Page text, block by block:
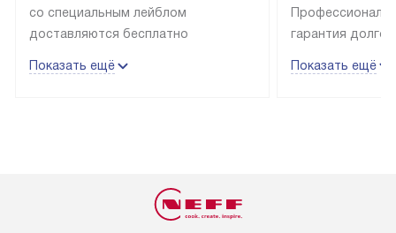
со специальным лейблом
доставляются бесплатно
до подъезда, отдельная доставка
трех дней. Доставка в Санкт-
Петербург и другие регионы
Показать ещё
гарантия
и Санкт-
Показать ещё